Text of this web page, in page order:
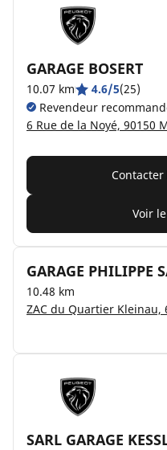
GARAGE BOSERT
10.07 km 4.6/5(25)
Revendeur
6 Rue de la Noyé, 90150
Voir
GARAGE PHILIPPE
10.48 km
ZAC du Quartier Kleinau,
SARL GARAGE